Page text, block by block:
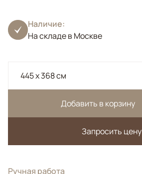
Наличие:
На складе в Москве
445 x 368 см
Добавить в корзину
Запросить цену
Ручная работа